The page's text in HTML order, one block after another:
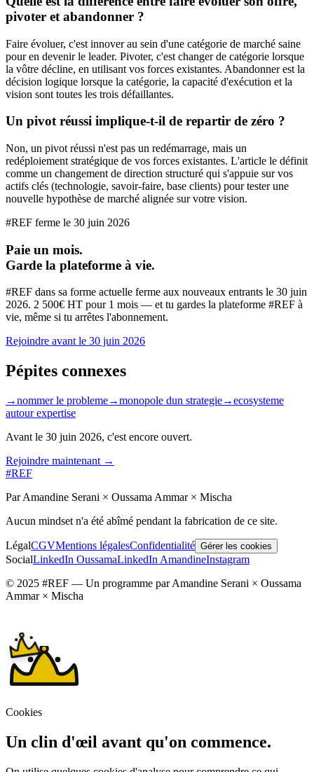
pivoter et abandonner ?
Faire évoluer, c'est innover au sein d'une catégorie de marché saine
pour en devenir le leader. Pivoter, c'est changer de catégorie lorsque
la vôtre décline, en utilisant vos forces existantes. Abandonner est la
décision logique lorsque la catégorie, la capacité d'exécution et la
vision sont toutes les trois défaillantes.
Un pivot réussi implique-t-il de repartir de zéro ?
Non, un pivot réussi n'est pas un redémarrage, mais un
redéploiement stratégique de vos forces existantes. L'article le définit
comme un changement de direction structuré qui s'appuie sur vos
actifs clés (technologie, savoir-faire, base clients) pour tester une
nouvelle hypothèse de marché alignée sur votre vision.
#REF ferme le 30 juin 2026
Paie un mois.
Garde la plateforme à vie.
#REF dans sa forme actuelle ferme aux nouveaux entrants le 30 juin
2026. 2 500€ HT pour 1 mois — et tu gardes la plateforme #REF à
vie, même si tu arrêtes l'abonnement.
Rejoindre avant le 30 juin 2026
Pépites connexes
→nommer le probleme→monopole dun strategie→ecosysteme
autour expertise
Avant le 30 juin 2026, c'est encore ouvert.
Rejoindre maintenant →
#REF
Par Amandine Serani × Oussama Ammar × Mischa
Aucun mindset n'a été abîmé pendant la fabrication de ce site.
LégalCGVMentions légalesConfidentialité Gérer les cookies
SocialLinkedIn OussamaLinkedIn AmandineInstagram
© 2025 #REF — Un programme par Amandine Serani × Oussama
Ammar × Mischa
Cookies
Un clin d'œil avant qu'on commence.